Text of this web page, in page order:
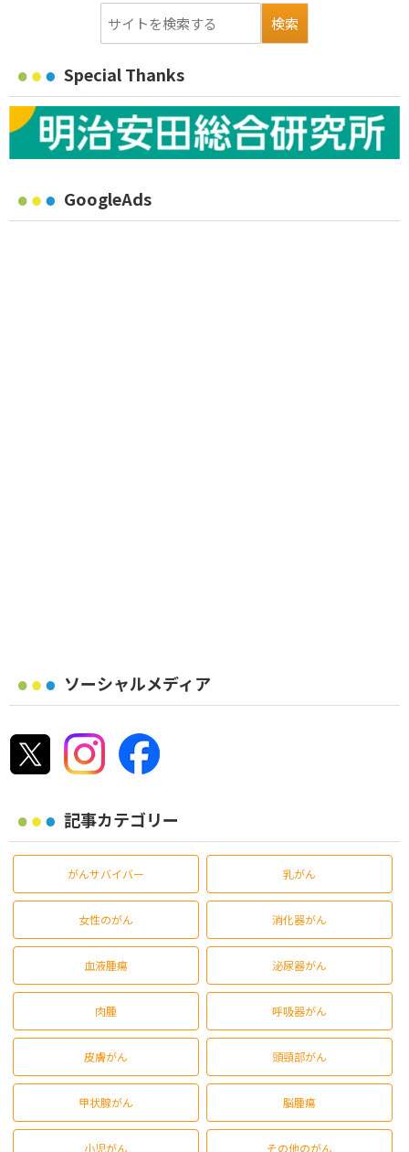
Special Thanks
GoogleAds
ソーシャルメディア
記事カテゴリー
がんサバイバー 乳がん
女性のがん 消化器がん
血液腫瘍 泌尿器がん
肉腫 呼吸器がん
皮膚がん 頭頸部がん
甲状腺がん 脳腫瘍
小児がん その他のがん